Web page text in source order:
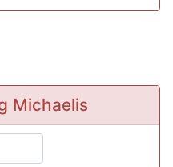
Michaelis